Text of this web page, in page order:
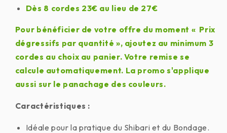
Dès 8 cordes 23€ au lieu de 27€
Pour bénéficier de votre offre du moment « Prix
dégressifs par quantité », ajoutez au minimum 3
cordes au choix au panier. Votre remise se
calcule automatiquement. La promo s'applique
aussi sur le panachage des couleurs.
Caractéristiques :
Idéale pour la pratique du Shibari et du Bondage.